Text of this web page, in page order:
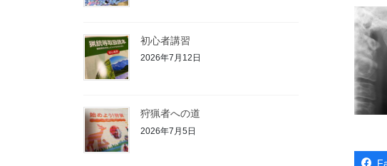
初心者講習
2026年7月12日
狩猟者への道
2026年7月5日